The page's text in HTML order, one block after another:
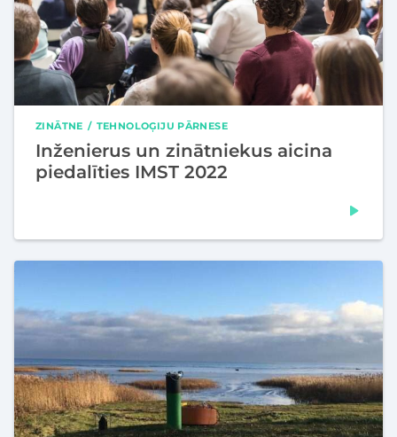
ZINĀTNE TEHNOLOĢIJU PĀRNESE
Inženierus un zinātniekus aicina
piedalīties IMST 2022